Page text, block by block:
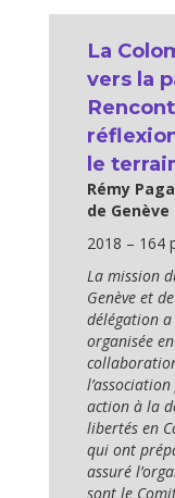
La
vers la
le
Rémy
de Genève
2018 – 164
La mission
Genève et
délégation a
organisée
action à la
libertés en
qui ont
assuré
sont le